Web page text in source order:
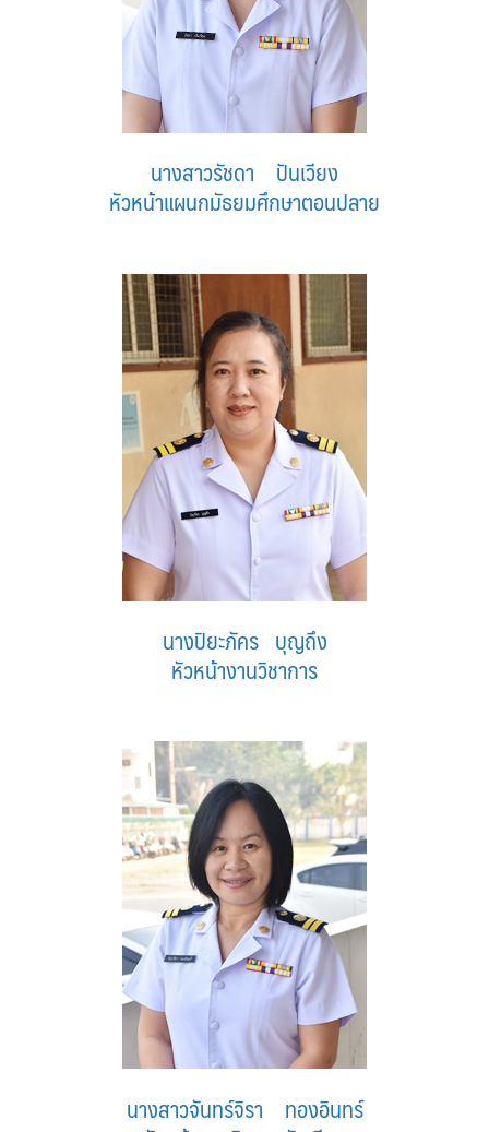
นางสาวรัชดา ปันเวียง
หัวหน้าแผนกมัธยมศึกษาตอนปลาย
นางปิยะภัคร บุญถึง
หัวหน้างานวิชาการ
นางสาวจันทร์จิรา ทองอินทร์